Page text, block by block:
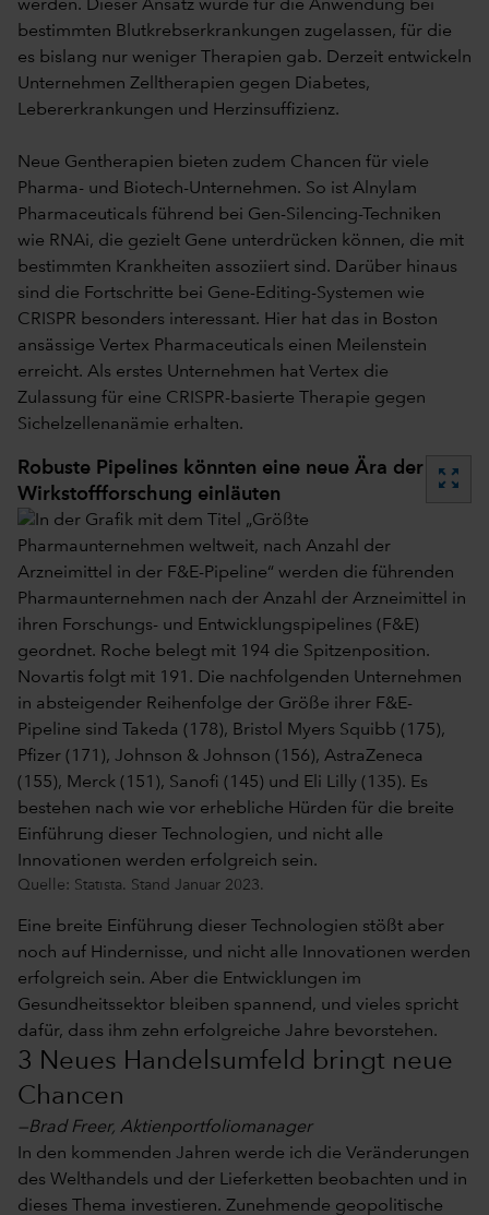
werden. Dieser Ansatz wurde für die Anwendung bei
bestimmten Blutkrebserkrankungen zugelassen, für die
es bislang nur weniger Therapien gab. Derzeit entwickeln
Unternehmen Zelltherapien gegen Diabetes,
Lebererkrankungen und Herzinsuffizienz.
Neue Gentherapien bieten zudem Chancen für viele
Pharma- und Biotech-Unternehmen. So ist Alnylam
Pharmaceuticals führend bei Gen-Silencing-Techniken
wie RNAi, die gezielt Gene unterdrücken können, die mit
bestimmten Krankheiten assoziiert sind. Darüber hinaus
sind die Fortschritte bei Gene-Editing-Systemen wie
CRISPR besonders interessant. Hier hat das in Boston
ansässige Vertex Pharmaceuticals einen Meilenstein
erreicht. Als erstes Unternehmen hat Vertex die
Zulassung für eine CRISPR-basierte Therapie gegen
Sichelzellenanämie erhalten.
Robuste Pipelines könnten eine neue Ära der
Wirkstoffforschung einläuten
zoom_out_map
Quelle: Statista. Stand Januar 2023.
Eine breite Einführung dieser Technologien stößt aber
noch auf Hindernisse, und nicht alle Innovationen werden
erfolgreich sein. Aber die Entwicklungen im
Gesundheitssektor bleiben spannend, und vieles spricht
dafür, dass ihm zehn erfolgreiche Jahre bevorstehen.
3 Neues Handelsumfeld bringt neue
Chancen
—Brad Freer, Aktienportfoliomanager
In den kommenden Jahren werde ich die Veränderungen
des Welthandels und der Lieferketten beobachten und in
dieses Thema investieren. Zunehmende geopolitische